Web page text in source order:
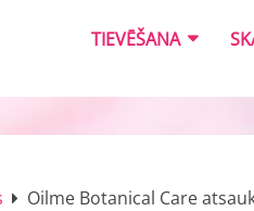
TIEVĒŠANA
Oilme Botanical Care